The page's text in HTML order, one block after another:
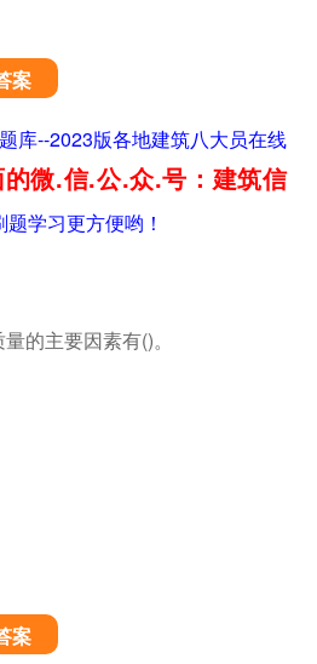
案
库--2023版各地建筑八大员在线
微.信.公.众.号：建筑信
学习更方便哟！
的主要因素有()。
案